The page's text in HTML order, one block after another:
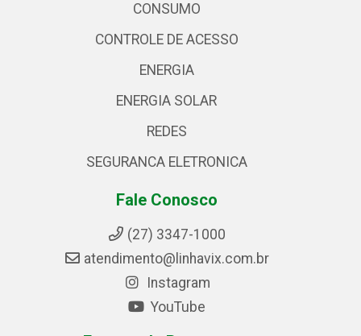
CONSUMO
CONTROLE DE ACESSO
ENERGIA
ENERGIA SOLAR
REDES
SEGURANCA ELETRONICA
Fale Conosco
(27) 3347-1000
atendimento@linhavix.com.br
Instagram
YouTube